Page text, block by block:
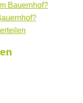
Bauernhof?